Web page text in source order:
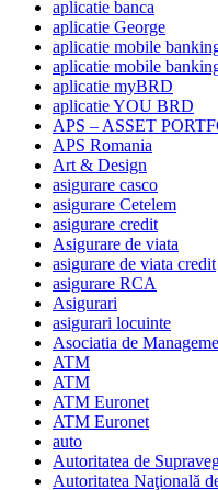
aplicatie banca
aplicatie George
aplicatie mobile
aplicatie mobile
aplicatie myBRD
aplicatie YOU BRD
APS – ASSET
APS Romania
Art & Design
asigurare casco
asigurare Cetelem
asigurare credit
Asigurare de viata
asigurare de viata credit
asigurare RCA
Asigurari
asigurari locuinte
Asociatia de
ATM
ATM
ATM Euronet
ATM Euronet
auto
Autoritatea de
Autoritatea Naţională